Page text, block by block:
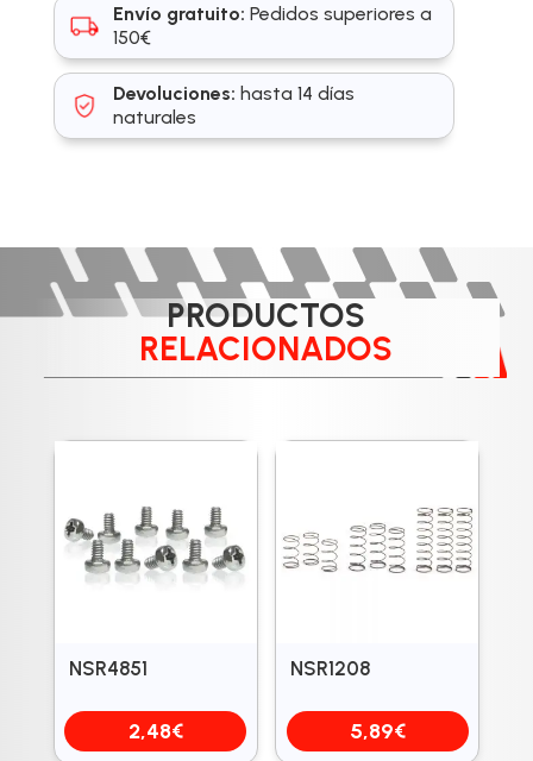
Envío gratuito: Pedidos superiores a
150€
Devoluciones: hasta 14 días
naturales
PRODUCTOS
RELACIONADOS
NSR4851
2,48€
NSR1208
5,89€